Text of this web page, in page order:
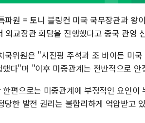
파원 = 토니 블링컨 미국 국무장관과 왕
외교장관 회담을 진행했다고 중국 관영
국위원은 "시진핑 주석과 조 바이든 미
다"며 "이후 미중관계는 전반적으로
편으로는 미중관계에 부정적인 요인이
한 발전 권리는 불합리하게 억압받고